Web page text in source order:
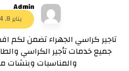
Admin
يناير 8, 2024
تاجير كراسي الجهراء تضمن لكم
جميع خدمات تأجير الكراسي
والمناسبات وبنشات